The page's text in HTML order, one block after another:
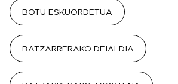
BOTU ESKUORDETUA
BATZARRERAKO DEIALDIA